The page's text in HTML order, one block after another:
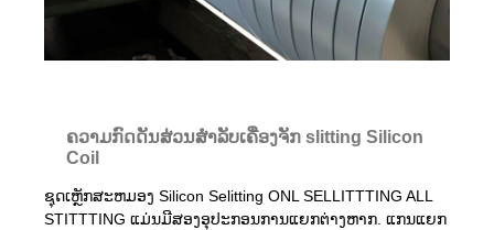
ຄວາມກົດດັນສ່ວນສໍາລັບເຄື່ອງຈັກ slitting Silicon
Coil
ຊຸດເຫຼັກສະຫມອງ Silicon Selitting ONL SELLITTTING ALL
STITTTING ແມ່ນມີສອງອຸປະກອນການແຍກຕ່າງຫາກ. ແກນແຍກ